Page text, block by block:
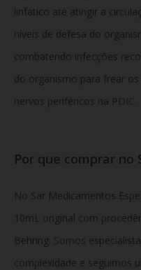
linfático até atingir a
níveis de defesa do
combatendo infecções
do organismo para frear
nervos periféricos na PDIC.
Por que comprar no
No Sar Medicamentos
10mL original com
Behring. Somos
complexidade e seguimos